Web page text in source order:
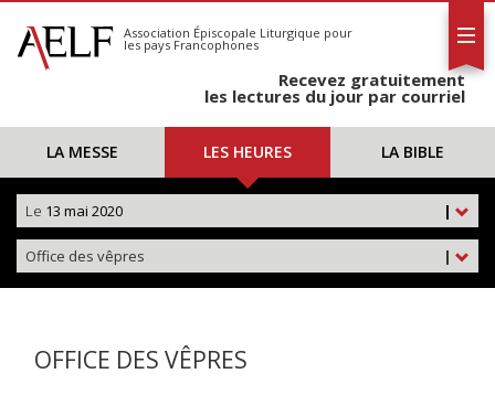
S'abonner
Calendrier
Association Épiscopale Liturgique pour
les pays Francophones
Recevez gratuitement
les lectures du jour par courriel
LA MESSE LES HEURES LA BIBLE
|
Le 13 mai 2020
|
Office des vêpres
OFFICE DES VÊPRES